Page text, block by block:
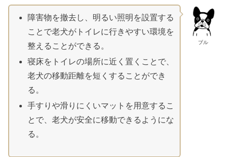
ブル
障害物を撤去し、明るい照明を設置する
ことで老犬がトイレに行きやすい環境を
整えることができる。
寝床をトイレの場所に近く置くことで、
老犬の移動距離を短くすることができ
る。
手すりや滑りにくいマットを用意するこ
とで、老犬が安全に移動できるようにな
る。